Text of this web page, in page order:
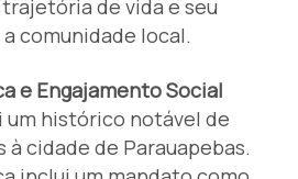
de vida e seu
comunidade local.
e Engajamento Social
um histórico notável de
cidade de Parauapebas.